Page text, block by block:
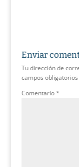
Enviar
Tu dirección de
campos
Comentario*